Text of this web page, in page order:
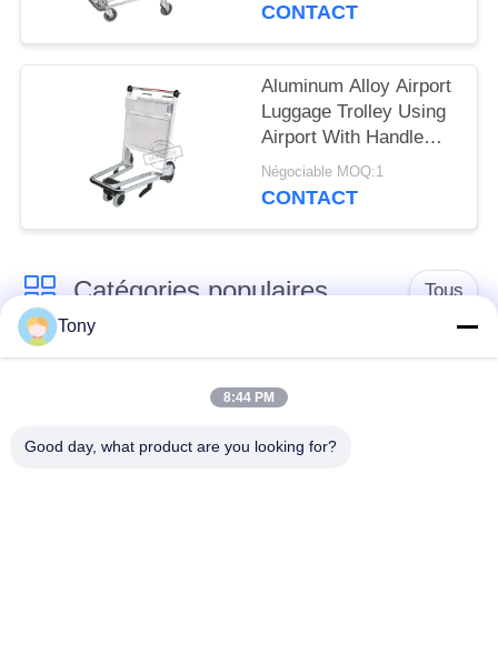
CONTACT
Aluminum Alloy Airport
Luggage Trolley Using
Airport With Handle
Released Brake
Négociable MOQ:1
CONTACT
Catégories populaires Tous
chariot de achat à
panier d'achat du
supermarché
Cages de stockage
Tony
8:44 PM
Good day, what product are you looking for?